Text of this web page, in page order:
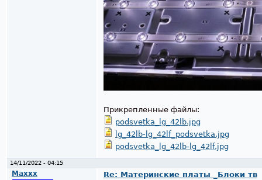
Прикрепленные файлы:
podsvetka_lg_42lb.jpg
lg_42lb-lg_42lf_podsvetka.jpg
podsvetka_lg_42lb-lg_42lf.jpg
14/11/2022 - 04:15
Maxxx
Re: Материнские платы _Блоки тв